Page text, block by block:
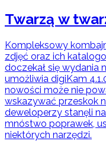
Twarzą w
Kompleksowy
zdjęć oraz ich
doczekał się wydania
umożliwia digiKam
nowości może nie
wskazywać przeskok
deweloperzy stanęli
mnóstwo poprawek,
niektórych narzędzi.